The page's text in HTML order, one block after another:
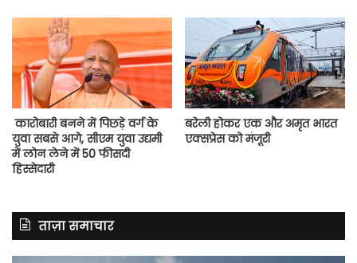
कारोबारी बनने में पिछड़े वर्ग के
युवा सबसे आगे, सीएम युवा उद्यमी
में लोन लेने में 50 फीसदी
हिस्सेदारी
बरेली होकर एक और अमृत भारत
एक्सप्रेस को मंजूरी
ताज़ा समाचार